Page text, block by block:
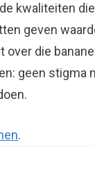
kwaliteiten
geven
over die
geen stigma
.